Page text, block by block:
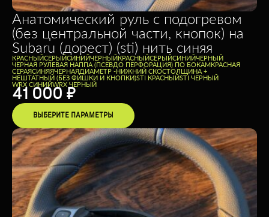
Анатомический руль с подогревом
(без центральной части, кнопок) на
Subaru (дорест) (sti) нить синяя
КРАСНЫЙСЕРЫЙСИНИЙЧЕРНЫЙКРАСНЫЙСЕРЫЙСИНИЙЧЕРНЫЙ
ЧЕРНАЯ РУЛЕВАЯ НАППА (ПСЕВДО ПЕРФОРАЦИЯ) ПО БОКАМКРАСНАЯ
СЕРАЯСИНЯЯЧЕРНАЯДИАМЕТР -НИЖНИЙ СКОСТОЛЩИНА +
НЕШТАТНЫЙ (БЕЗ ФИШКИ И КНОПКИ)STI КРАСНЫЙSTI ЧЕРНЫЙ
WRX СИНИЙWRX ЧЕРНЫЙ
41 000 ₽
ВЫБЕРИТЕ ПАРАМЕТРЫ